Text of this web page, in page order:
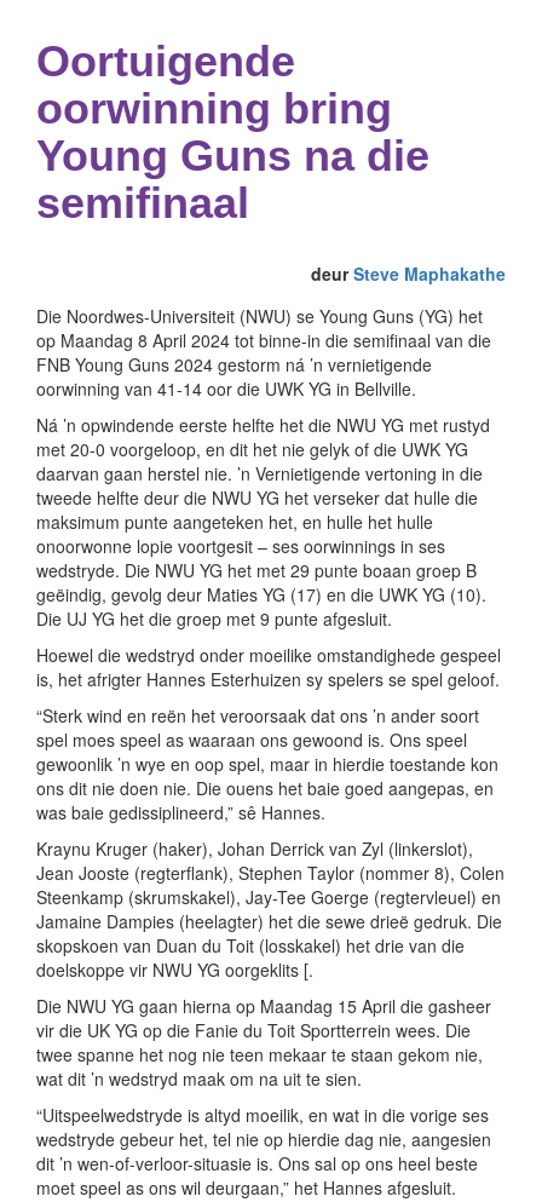
Oortuigende
oorwinning bring
Young Guns na die
semifinaal
deurSteve Maphakathe
Die Noordwes-Universiteit (NWU) se Young Guns (YG) het
op Maandag 8 April 2024 tot binne-in die semifinaal van die
FNB Young Guns 2024 gestorm ná ’n vernietigende
oorwinning van 41-14 oor die UWK YG in Bellville.
Ná ’n opwindende eerste helfte het die NWU YG met rustyd
met 20-0 voorgeloop, en dit het nie gelyk of die UWK YG
daarvan gaan herstel nie. ’n Vernietigende vertoning in die
tweede helfte deur die NWU YG het verseker dat hulle die
maksimum punte aangeteken het, en hulle het hulle
onoorwonne lopie voortgesit – ses oorwinnings in ses
wedstryde. Die NWU YG het met 29 punte boaan groep B
geëindig, gevolg deur Maties YG (17) en die UWK YG (10).
Die UJ YG het die groep met 9 punte afgesluit.
Hoewel die wedstryd onder moeilike omstandighede gespeel
is, het afrigter Hannes Esterhuizen sy spelers se spel geloof.
“Sterk wind en reën het veroorsaak dat ons ’n ander soort
spel moes speel as waaraan ons gewoond is. Ons speel
gewoonlik ’n wye en oop spel, maar in hierdie toestande kon
ons dit nie doen nie. Die ouens het baie goed aangepas, en
was baie gedissiplineerd,” sê Hannes.
Kraynu Kruger (haker), Johan Derrick van Zyl (linkerslot),
Jean Jooste (regterflank), Stephen Taylor (nommer 8), Colen
Steenkamp (skrumskakel), Jay-Tee Goerge (regtervleuel) en
Jamaine Dampies (heelagter) het die sewe drieë gedruk. Die
skopskoen van Duan du Toit (losskakel) het drie van die
doelskoppe vir NWU YG oorgeklits [.
Die NWU YG gaan hierna op Maandag 15 April die gasheer
vir die UK YG op die Fanie du Toit Sportterrein wees. Die
twee spanne het nog nie teen mekaar te staan gekom nie,
wat dit ’n wedstryd maak om na uit te sien.
“Uitspeelwedstryde is altyd moeilik, en wat in die vorige ses
wedstryde gebeur het, tel nie op hierdie dag nie, aangesien
dit ’n wen-of-verloor-situasie is. Ons sal op ons heel beste
moet speel as ons wil deurgaan,” het Hannes afgesluit.